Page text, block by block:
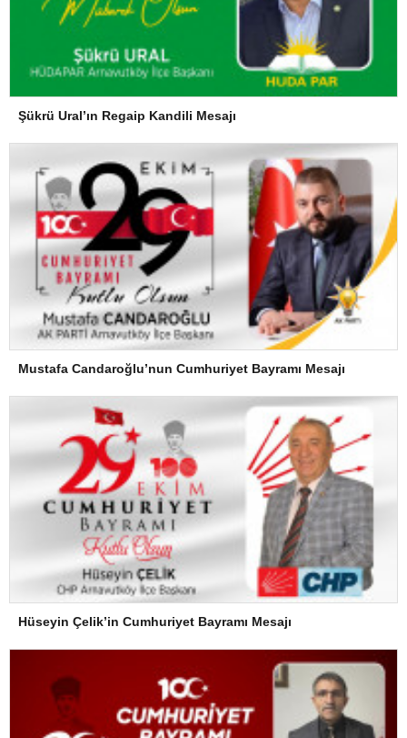
Şükrü Ural’ın Regaip Kandili Mesajı
Mustafa Candaroğlu’nun Cumhuriyet Bayramı Mesajı
Hüseyin Çelik’in Cumhuriyet Bayramı Mesajı